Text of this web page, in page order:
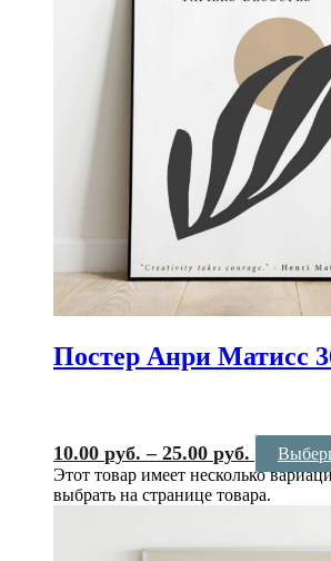
Постер Анри Матисс
10.00 руб. – 25.00 руб.
Этот товар имеет несколько
выбрать на странице товара.